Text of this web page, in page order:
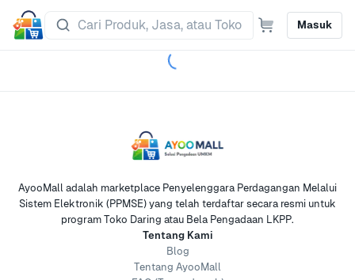
Masuk
AyooMall adalah marketplace Penyelenggara Perdagangan Melalui
Sistem Elektronik (PPMSE) yang telah terdaftar secara resmi untuk
program Toko Daring atau Bela Pengadaan LKPP.
Tentang Kami
Blog
Tentang AyooMall